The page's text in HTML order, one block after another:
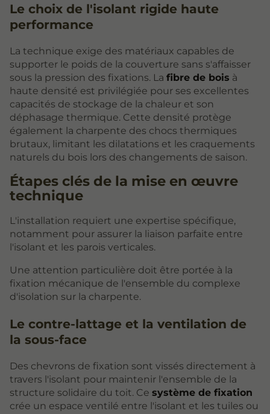
Le choix de l'isolant rigide haute
performance
La technique exige des matériaux capables de
supporter le poids de la couverture sans s'affaisser
sous la pression des fixations. La fibre de bois à
haute densité est privilégiée pour ses excellentes
capacités de stockage de la chaleur et son
déphasage thermique. Cette densité protège
également la charpente des chocs thermiques
brutaux, limitant les dilatations et les craquements
naturels du bois lors des changements de saison.
Étapes clés de la mise en œuvre
technique
L'installation requiert une expertise spécifique,
notamment pour assurer la liaison parfaite entre
l'isolant et les parois verticales.
Une attention particulière doit être portée à la
fixation mécanique de l'ensemble du complexe
d'isolation sur la charpente.
Le contre-lattage et la ventilation de
la sous-face
Des chevrons de fixation sont vissés directement à
travers l'isolant pour maintenir l'ensemble de la
structure solidaire du toit. Ce système de fixation
crée un espace ventilé entre l'isolant et les tuiles ou